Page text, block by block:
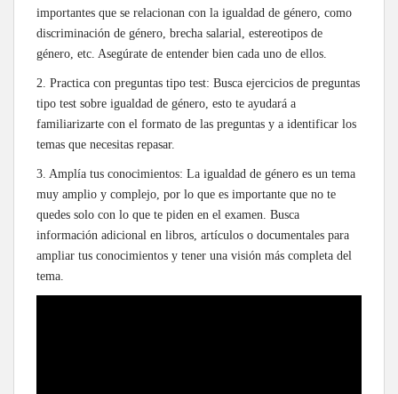
importantes que se relacionan con la igualdad de género, como
discriminación de género, brecha salarial, estereotipos de
género, etc. Asegúrate de entender bien cada uno de ellos.
2. Practica con preguntas tipo test: Busca ejercicios de preguntas
tipo test sobre igualdad de género, esto te ayudará a
familiarizarte con el formato de las preguntas y a identificar los
temas que necesitas repasar.
3. Amplía tus conocimientos: La igualdad de género es un tema
muy amplio y complejo, por lo que es importante que no te
quedes solo con lo que te piden en el examen. Busca
información adicional en libros, artículos o documentales para
ampliar tus conocimientos y tener una visión más completa del
tema.